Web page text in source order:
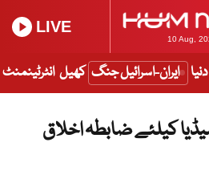
10 Aug,
LIVE
دنیا ایران-اسرائیل جنگ کھیل انٹرٹینمنٹ
کیلئے ضابطہ اخلاق